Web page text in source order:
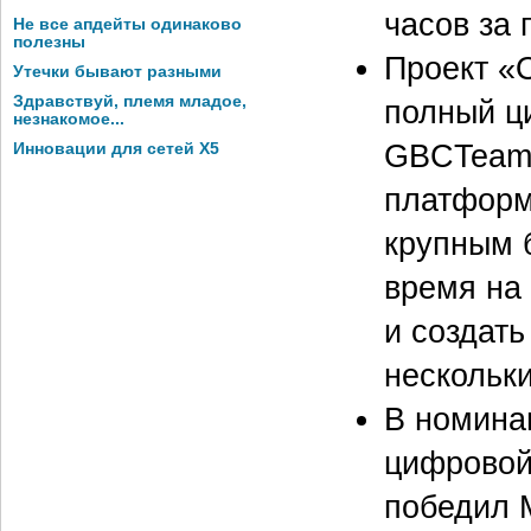
Не все апдейты одинаково
полезны
Утечки бывают разными
Здравствуй, племя младое,
незнакомое...
Инновации для сетей X5
часов за
Проект
полный
крупным
время на
и
В
победил